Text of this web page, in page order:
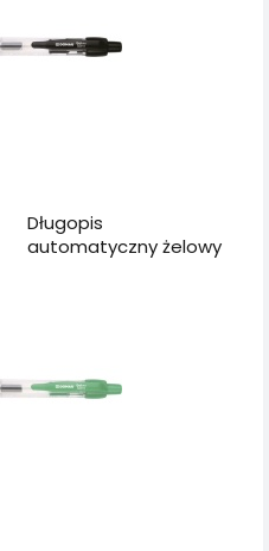
Długopis
automatyczny żelowy